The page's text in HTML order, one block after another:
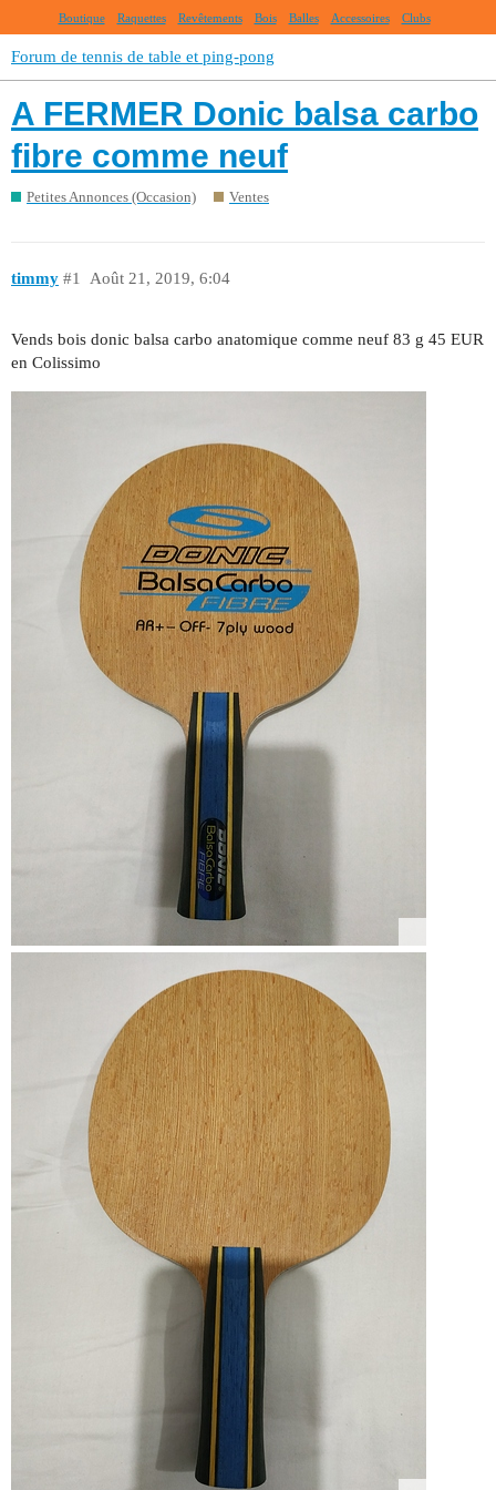
Boutique Raquettes Revêtements Bois Balles Accessoires Clubs
Forum de tennis de table et ping-pong
A FERMER Donic balsa carbo
fibre comme neuf
Petites Annonces (Occasion) Ventes
timmy Août 21, 2019, 6:04
#1
Vends bois donic balsa carbo anatomique comme neuf 83 g 45 EUR
en Colissimo